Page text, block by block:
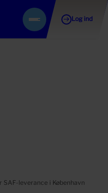
Menu
Log ind
SAF-leverance i København